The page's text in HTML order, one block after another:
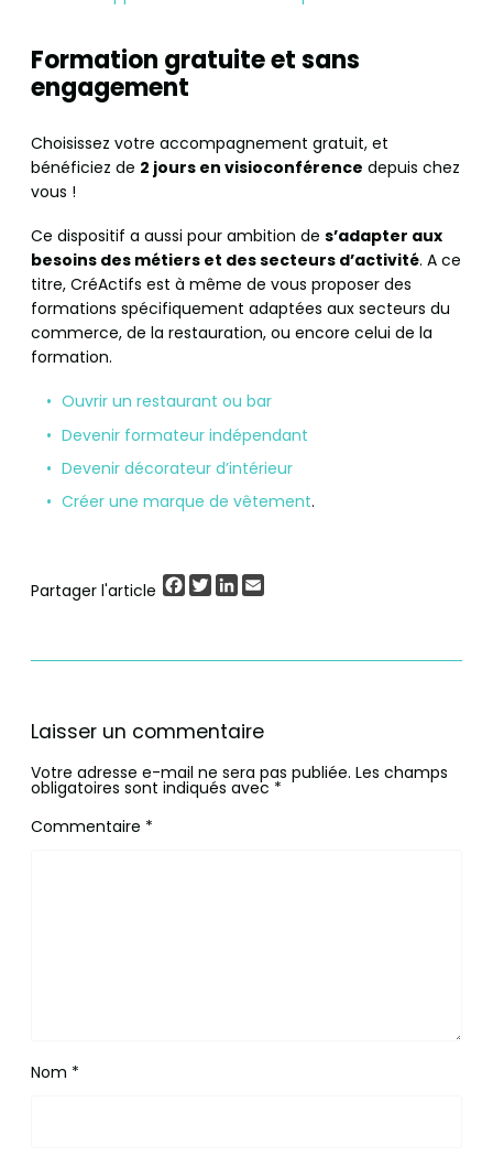
Formation gratuite et sans
engagement
Choisissez votre accompagnement gratuit, et
bénéficiez de 2 jours en visioconférence depuis chez
vous !
Ce dispositif a aussi pour ambition de s’adapter aux
besoins des métiers et des secteurs d’activité. A ce
titre, CréActifs est à même de vous proposer des
formations spécifiquement adaptées aux secteurs du
commerce, de la restauration, ou encore celui de la
formation.
Ouvrir un restaurant ou bar
Devenir formateur indépendant
Devenir décorateur d’intérieur
Créer une marque de vêtement.
Partager l'article Facebook
TwitterLinkedIn
Laisser un commentaire
Votre adresse e-mail ne sera pas publiée. Les champs
obligatoires sont indiqués avec *
Commentaire *
Nom *